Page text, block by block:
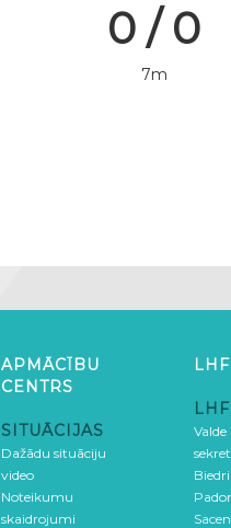
0 / 0
7m
APMĀCĪBU
CENTRS
SITUĀCIJAS
Dažādu situāciju
video
Noteikumu
skaidrojumi
LHF
Valde
Biedri